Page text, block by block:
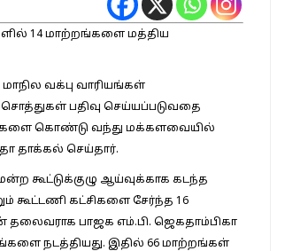
14 மாற்றங்களை மத்திய
வக்பு வாரியங்கள்
பதிவு செய்யப்படுவதை
கொண்டு வந்து மக்களவையில்
தாக்கல் செய்தார்.
கூட்டுக்குழு ஆய்வுக்காக கடந்த
கூட்டணி கட்சிகளை சேர்ந்த 16
தலைவராக பாஜக எம்.பி. ஜெகதாம்பிகா
நடத்தியது. இதில் 66 மாற்றங்கள்